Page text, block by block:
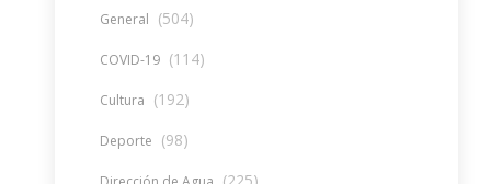
General (504)
COVID-19 (114)
Cultura (192)
Deporte (98)